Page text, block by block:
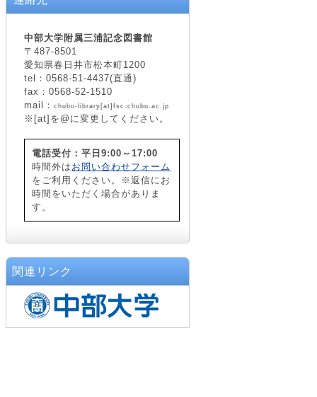
中部大学附属三浦記念図書館
〒487-8501
愛知県春日井市松本町1200
tel：0568-51-4437(直通)
fax：0568-52-1510
mail： chubu-library[at]fsc.chubu.ac.jp
※[at]を@に変更してください。
電話受付：平日9:00～17:00
時間外は お問い合わせフォーム
をご利用ください。※返信にお
時間をいただく場合がありま
す。
関連リンク